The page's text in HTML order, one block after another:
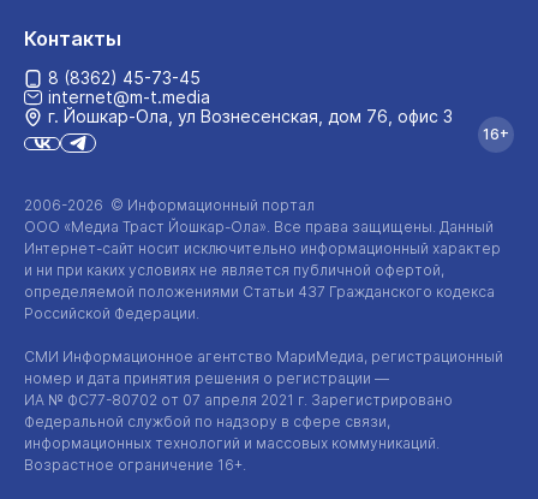
2006-2026 © Информационный портал
ООО «Медиа Траст Йошкар-Ола». Все права защищены. Данный
Интернет-сайт носит исключительно информационный характер
и ни при каких условиях не является публичной офертой,
определяемой положениями Статьи 437 Гражданского кодекса
Российской Федерации.
СМИ Информационное агентство МариМедиа, регистрационный
номер и дата принятия решения о регистрации —
ИА № ФС77-80702 от 07 апреля 2021 г. Зарегистрировано
Федеральной службой по надзору в сфере связи,
информационных технологий и массовых коммуникаций.
Возрастное ограничение 16+.
Контакты
8 (8362) 45-73-45
internet@m-t.media
г. Йошкар‑Ола, ул Вознесенская, дом 76, офис 3
16+